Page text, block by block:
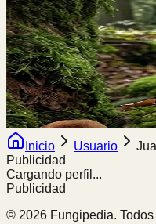
Inicio Usuario
Publicidad
Cargando perfil...
Publicidad
© 2026 Fungipedia.